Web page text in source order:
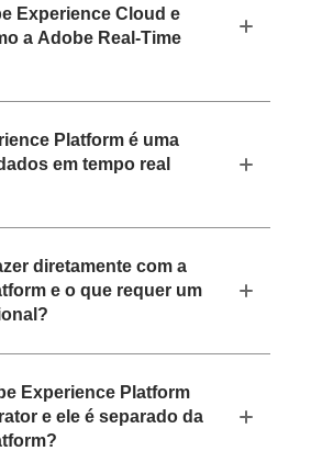
Experience Cloud e
a Adobe Real-Time
Platform é uma
em tempo real
diretamente com a
e o que requer um
Experience Platform
e ele é separado da